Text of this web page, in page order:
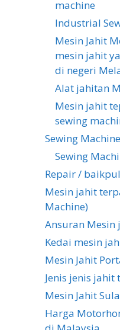
machine
Industrial
Mesin Jahit
mesin jahit
di negeri
Alat jahitan
Mesin jahit
sewing
Sewing
Sewing
Repair /
Mesin jahit
Machine)
Ansuran Mesin
Kedai mesin
Mesin Jahit
Jenis jenis jahit
Mesin Jahit
Harga